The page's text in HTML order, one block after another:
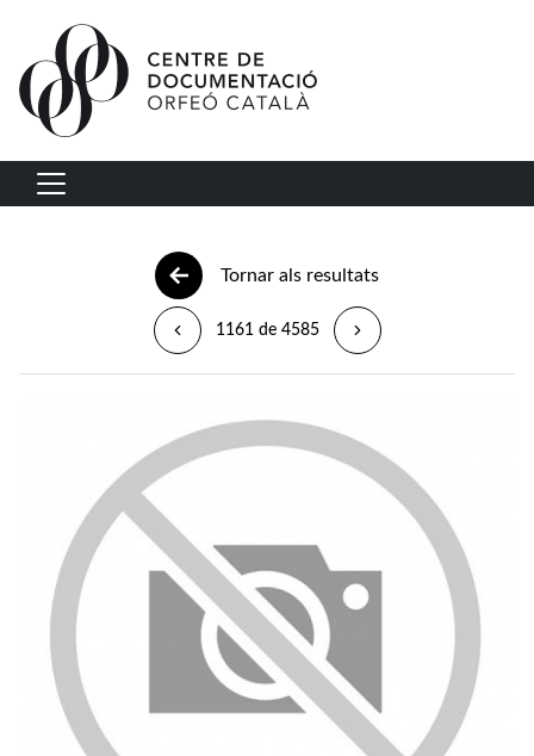
Vés al contingut
Navegació principal
Tornar als resultats
1161 de 4585